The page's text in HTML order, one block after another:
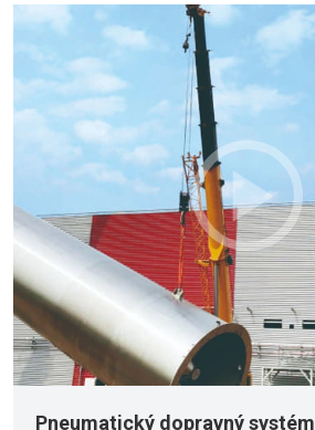
Pneumatický dopravný systém